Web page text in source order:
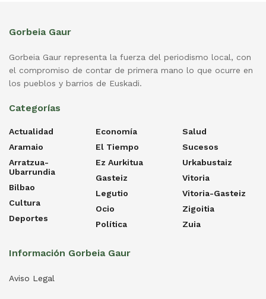
Gorbeia Gaur
Gorbeia Gaur representa la fuerza del periodismo local, con
el compromiso de contar de primera mano lo que ocurre en
los pueblos y barrios de Euskadi.
Categorías
Actualidad
Aramaio
Arratzua-
Ubarrundia
Bilbao
Cultura
Deportes
Economía
El Tiempo
Ez Aurkitua
Gasteiz
Legutio
Ocio
Política
Salud
Sucesos
Urkabustaiz
Vitoria
Vitoria-Gasteiz
Zigoitia
Zuia
Información Gorbeia Gaur
Aviso Legal